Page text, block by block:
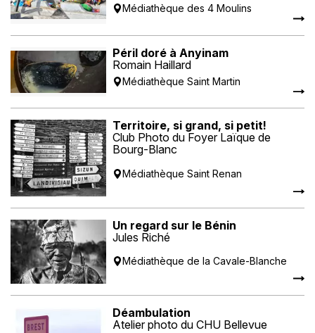
Médiathèque des 4 Moulins
Péril doré à Anyinam
Romain Haillard
Médiathèque Saint Martin
Territoire, si grand, si petit!
Club Photo du Foyer Laïque de
Bourg-Blanc
Médiathèque Saint Renan
Un regard sur le Bénin
Jules Riché
Médiathèque de la Cavale-Blanche
Déambulation
Atelier photo du CHU Bellevue